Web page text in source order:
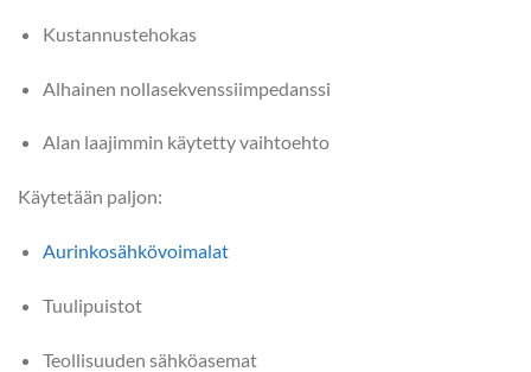
Kustannustehokas
Alhainen nollasekvenssiimpedanssi
Alan laajimmin käytetty vaihtoehto
Käytetään paljon:
Aurinkosähkövoimalat
Tuulipuistot
Teollisuuden sähköasemat